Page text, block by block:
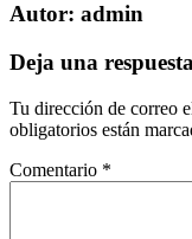
Autor: admin
Deja una respuesta
Tu dirección de correo
obligatorios están
Comentario *